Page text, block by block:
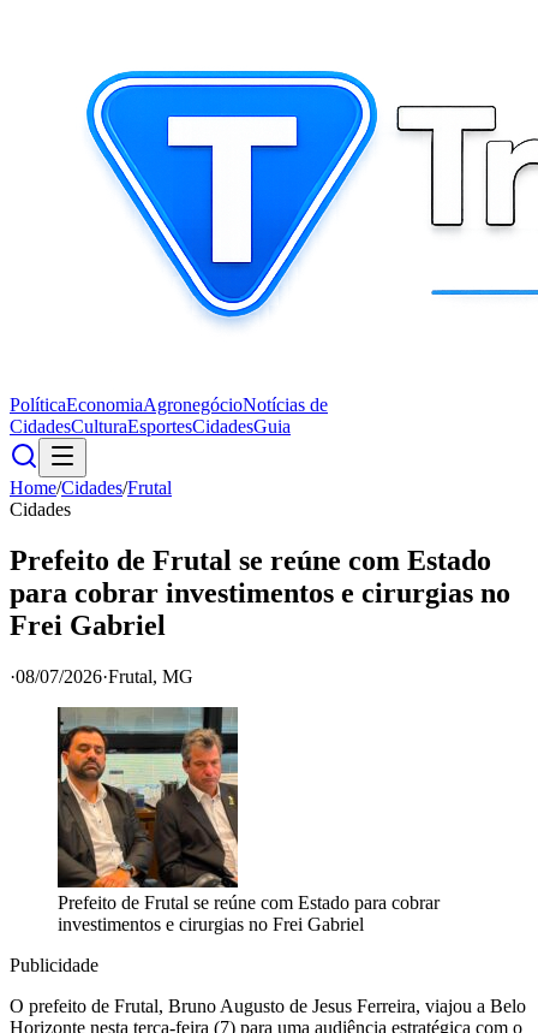
PolíticaEconomiaAgronegócioNotícias de
CidadesCulturaEsportesCidadesGuia
Home/Cidades/Frutal
Cidades
Prefeito de Frutal se reúne com Estado
para cobrar investimentos e cirurgias no
Frei Gabriel
·08/07/2026·Frutal, MG
Prefeito de Frutal se reúne com Estado para cobrar
investimentos e cirurgias no Frei Gabriel
Publicidade
O prefeito de Frutal, Bruno Augusto de Jesus Ferreira, viajou a Belo
Horizonte nesta terça-feira (7) para uma audiência estratégica com o